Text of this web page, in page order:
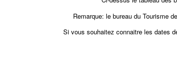
Remarque: le bureau du Tourisme
Si vous souhaitez connaitre les dates